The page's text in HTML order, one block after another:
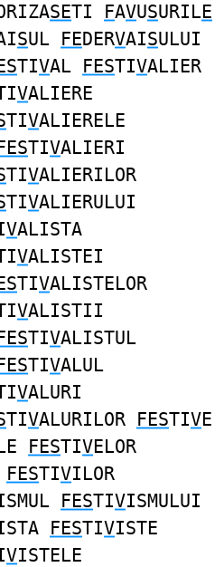
SETI FAVUSURILE
SUL FEDERVAISULUI
TIVAL FESTIVALIER
VALIERE
TIVALIERELE
TIVALIERI
TIVALIERILOR
TIVALIERULUI
VALISTA
VALISTEI
TIVALISTELOR
VALISTII
TIVALISTUL
TIVALUL
VALURI
TIVALURILOR FESTIVE
FESTIVELOR
FESTIVILOR
FESTIVISMULUI
FESTIVISTE
VISTELE